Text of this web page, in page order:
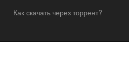
Как скачать через торрент?